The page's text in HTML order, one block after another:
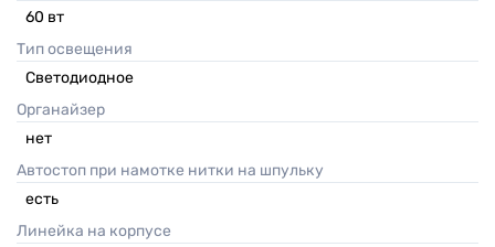
60 вт
Тип освещения
Светодиодное
Органайзер
нет
Автостоп при намотке нитки на шпульку
есть
Линейка на корпусе